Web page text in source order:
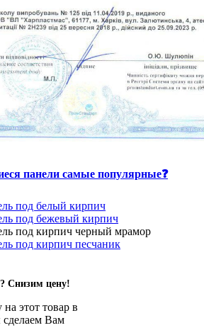
панели самые популярные❓
под белый кирпич
под бежевый кирпич
под кирпич черный мрамор
под кирпич песчаник
Снизим цену!
этот товар в
сделаем Вам